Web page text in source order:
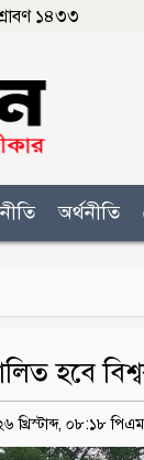
১৪৩৩
অর্থনীতি
হবে
খ্রিস্টাব্দ, ০৮:১৮